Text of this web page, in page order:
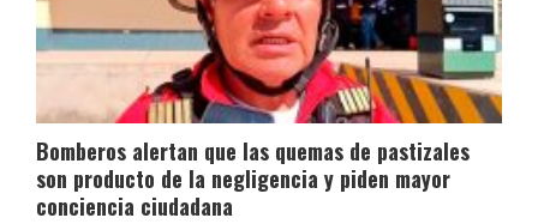
Bomberos alertan que las quemas de pastizales
son producto de la negligencia y piden mayor
conciencia ciudadana